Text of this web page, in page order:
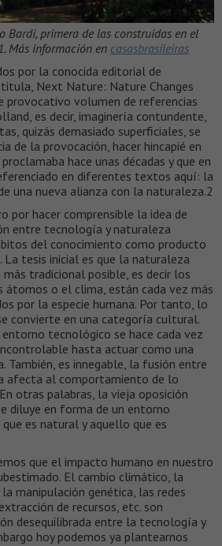
Bardi, primera de las construidas en el
Más información en casasbrasileiras
por la conocida editorial de
titula, Next Nature: Nature Changes
provocativo volumen de referencias
es decir, imaginería contundente,
quizás demasiado superficiales, se
de la provocación, hacer hincapié en
hace unas décadas y que en
en diferentes textos aquí: la
una nueva alianza con la naturaleza.2
por hacer comprensible la idea de
entre tecnología y naturaleza
del conocimiento como producto
La tesis inicial es que la naturaleza
tradicional posible, es decir los
átomos o el clima, están cada vez más
por la especie humana. Por tanto, lo
convierte en una categoría cultural.
tecnológico se hace cada vez
hasta actuar como una
También, es innegable, la fusión entre
afecta al comportamiento de lo
otras palabras, la vieja oposición
diluye en forma de un entorno
es natural y aquello que es
que el impacto humano en nuestro
El cambio climático, la
manipulación genética, las redes
de recursos, etc. son
desequilibrada entre la tecnología y
hoy podemos ya plantearnos